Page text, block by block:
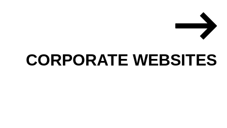
+49 (0)8395 9128088
CORPORATE WEBSITES